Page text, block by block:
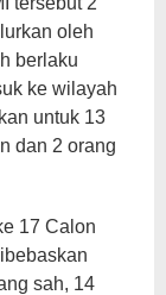
oleh
berlaku
ke wilayah
untuk 13
dan 2 orang
17 Calon
sah, 14